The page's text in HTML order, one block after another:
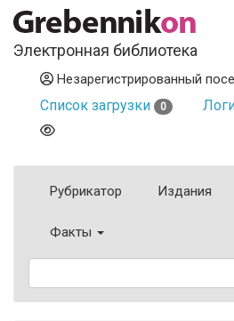
Электронная библиотека
Незарегистрированный
Список загрузки 0
Рубрикатор Издания
Факты